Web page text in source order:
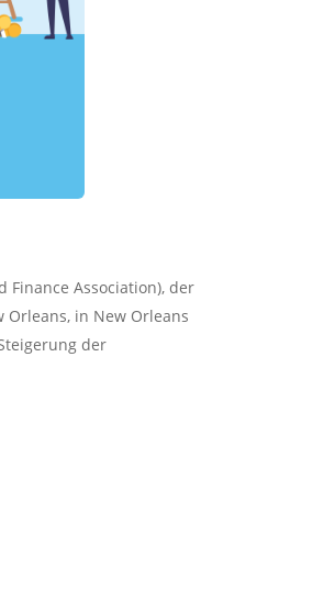
Finance Association), der
in New Orleans
der